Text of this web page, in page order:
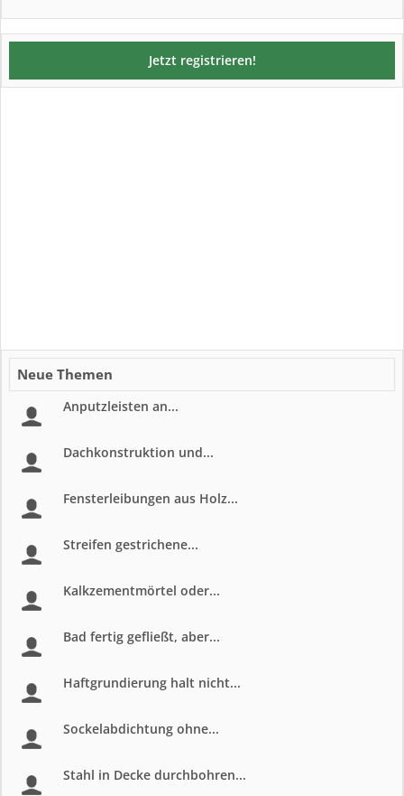
Jetzt registrieren!
Neue Themen
Anputzleisten an...
Dachkonstruktion und...
Fensterleibungen aus Holz...
Streifen gestrichene...
Kalkzementmörtel oder...
Bad fertig gefließt, aber...
Haftgrundierung halt nicht...
Sockelabdichtung ohne...
Stahl in Decke durchbohren...